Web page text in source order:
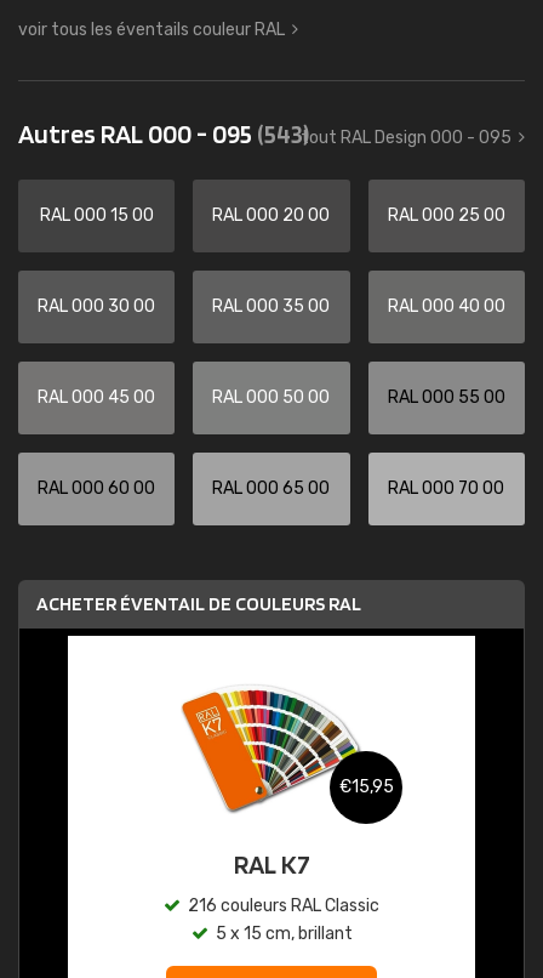
voir tous les éventails couleur RAL
Autres RAL 000 - 095 (543)tout RAL Design 000 - 095
RAL 000 15 00 RAL 000 20 00 RAL 000 25 00
RAL 000 30 00 RAL 000 35 00 RAL 000 40 00
RAL 000 45 00 RAL 000 50 00 RAL 000 55 00
RAL 000 60 00 RAL 000 65 00 RAL 000 70 00
ACHETER ÉVENTAIL DE COULEURS RAL
€15,95
RAL K7
216 couleurs RAL Classic
5 x 15 cm, brillant